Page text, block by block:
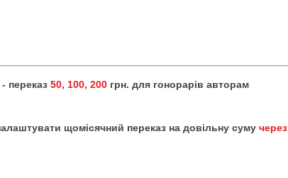
переказ 50, 100, 200 грн. для гонорарів авторам
щомісячний переказ на довільну суму через